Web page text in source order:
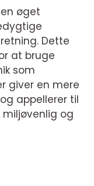
øget
Dette
at bruge
som
giver en mere
appellerer til
og